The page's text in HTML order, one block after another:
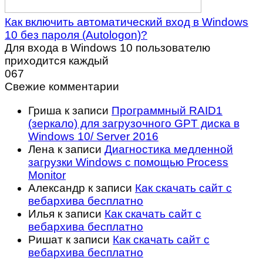
Как включить автоматический вход в Windows
10 без пароля (Autologon)?
Для входа в Windows 10 пользователю
приходится каждый
067
Свежие комментарии
Гриша к записи Программный RAID1
(зеркало) для загрузочного GPT диска в
Windows 10/ Server 2016
Лена к записи Диагностика медленной
загрузки Windows с помощью Process
Monitor
Александр к записи Как скачать сайт с
вебархива бесплатно
Илья к записи Как скачать сайт с
вебархива бесплатно
Ришат к записи Как скачать сайт с
вебархива бесплатно